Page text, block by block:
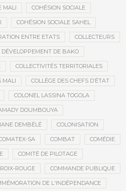
MALI COHÉSION SOCIALE
COHÉSION SOCIALE SAHEL
ENTRE ETATS COLLECTEURS
DÉVELOPPEMENT DE BAKO
COLLECTIVITÉS TERRITORIALES
MALI COLLÈGE DES CHEFS D’ÉTAT
COLONEL LASSINA TOGOLA
DOUMBOUYA
DEMBÉLÉ COLONISATION
SA COMBAT COMÉDIE
COMITÉ DE PILOTAGE
ROUGE COMMANDE PUBLIQUE
DE L'INDÉPENDANCE